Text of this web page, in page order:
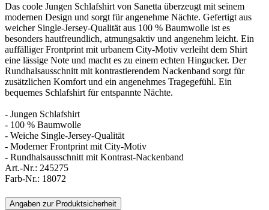
Das coole Jungen Schlafshirt von Sanetta überzeugt mit seinem
modernen Design und sorgt für angenehme Nächte. Gefertigt aus
weicher Single-Jersey-Qualität aus 100 % Baumwolle ist es
besonders hautfreundlich, atmungsaktiv und angenehm leicht. Ein
auffälliger Frontprint mit urbanem City-Motiv verleiht dem Shirt
eine lässige Note und macht es zu einem echten Hingucker. Der
Rundhalsausschnitt mit kontrastierendem Nackenband sorgt für
zusätzlichen Komfort und ein angenehmes Tragegefühl. Ein
bequemes Schlafshirt für entspannte Nächte.
- Jungen Schlafshirt
- 100 % Baumwolle
- Weiche Single-Jersey-Qualität
- Moderner Frontprint mit City-Motiv
- Rundhalsausschnitt mit Kontrast-Nackenband
Art.-Nr.: 245275
Farb-Nr.: 18072
Angaben zur Produktsicherheit